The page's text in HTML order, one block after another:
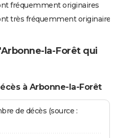
fréquemment originaires
très fréquemment originaires
la-Forêt qui
à Arbonne-la-Forêt
de décès (source :